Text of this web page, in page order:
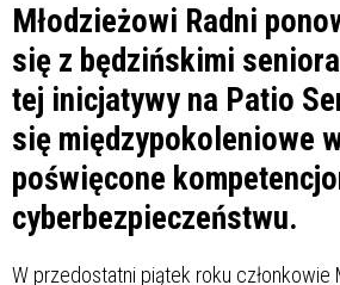
Młodzieżowi Radni
się z będzińskimi
tej inicjatywy na Patio
się międzypokoleniowe
poświęcone
cyberbezpieczeństwu.
W przedostatni piątek roku członkowie